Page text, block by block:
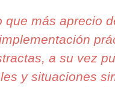
que más aprecio
a su vez
y situaciones